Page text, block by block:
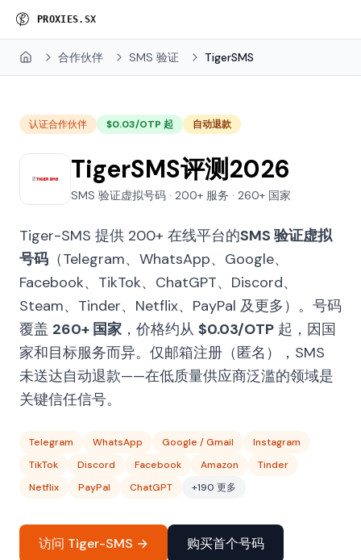
PROXI ES. SX
Home 合作伙伴 SMS 验证 TigerSMS
认证合作伙伴 $0.03/OTP 起 自动退款
TigerSMS评测2026
SMS 验证虚拟号码 · 200+ 服务 · 260+ 国家
Tiger-SMS 提供 200+ 在线平台的SMS 验证虚拟
号码 （Telegram、WhatsApp、Google、
Facebook、TikTok、ChatGPT、Discord、
Steam、Tinder、Netflix、PayPal 及更多）。号码
覆盖 260+ 国家 ，价格约从 $0.03/OTP 起，因国
家和目标服务而异。仅邮箱注册（匿名），SMS
未送达自动退款——在低质量供应商泛滥的领域是
关键信任信号。
Telegram WhatsApp Google / Gmail
Instagram
TikTok
Discord Facebook Amazon
Tinder
Netflix
PayPal ChatGPT +190 更多
访问 Tiger-SMS → 购买首个号码